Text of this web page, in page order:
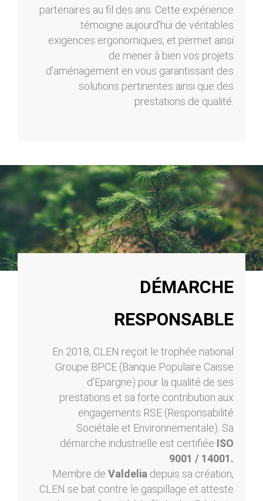
partenaires au fil des ans. Cette expérience
témoigne aujourd’hui de véritables
exigences ergonomiques, et permet ainsi
de mener à bien vos projets
d’aménagement en vous garantissant des
solutions pertinentes ainsi que des
prestations de qualité.
DÉMARCHE
RESPONSABLE
En 2018, CLEN reçoit le trophée national
Groupe BPCE (Banque Populaire Caisse
d'Epargne) pour la qualité de ses
prestations et sa forte contribution aux
engagements RSE (Responsabilité
Sociétale et Environnementale). Sa
démarche industrielle est certifiée ISO
9001 / 14001.
Membre de Valdelia depuis sa création,
CLEN se bat contre le gaspillage et atteste